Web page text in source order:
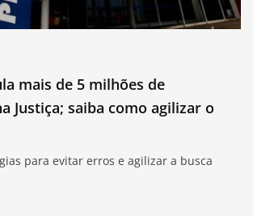
mais de 5 milhões de
Justiça; saiba como agilizar o
para evitar erros e agilizar a busca